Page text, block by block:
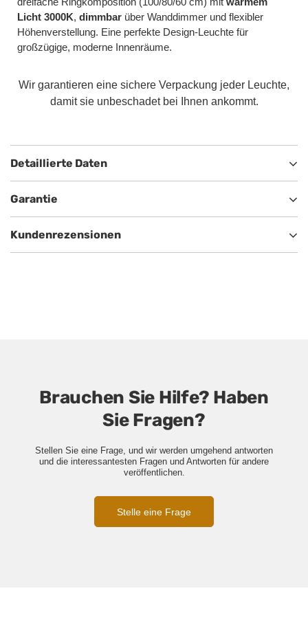
Licht 3000K, dimmbar über Wanddimmer und flexibler
Höhenverstellung. Eine perfekte Design-Leuchte für
großzügige, moderne Innenräume.
Wir garantieren eine sichere Verpackung jeder Leuchte,
damit sie unbeschadet bei Ihnen ankommt.
Detaillierte Daten
Garantie
Kundenrezensionen
Brauchen Sie Hilfe? Haben
Sie Fragen?
Stellen Sie eine Frage, und wir werden umgehend antworten
und die interessantesten Fragen und Antworten für andere
veröffentlichen.
Stelle eine Frage